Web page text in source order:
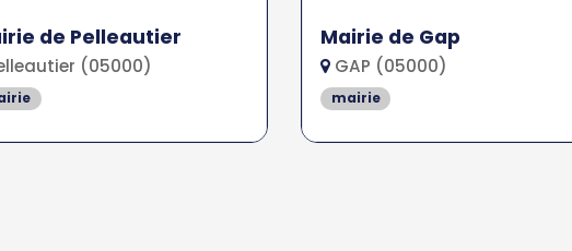
de Pelleautier
(05000)
Mairie de Gap
GAP (05000)
mairie